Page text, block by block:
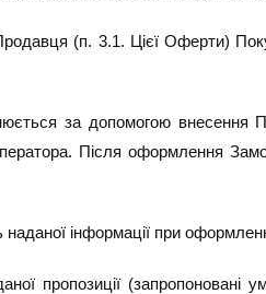
(п. 3.1. Цієї Оферти)
за допомогою внесення
Після оформлення
наданої інформації при
пропозиції